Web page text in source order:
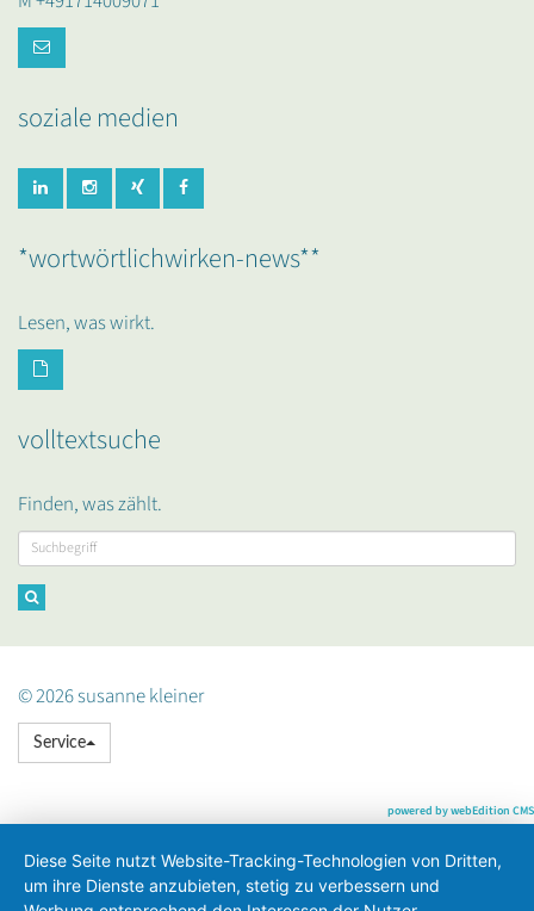
soziale medien
*wortwörtlichwirken-news**
Lesen, was wirkt.
volltextsuche
Finden, was zählt.
© 2026 susanne kleiner
Service
powered by webEdition CMS
Diese Seite nutzt Website-Tracking-Technologien von Dritten,
um ihre Dienste anzubieten, stetig zu verbessern und